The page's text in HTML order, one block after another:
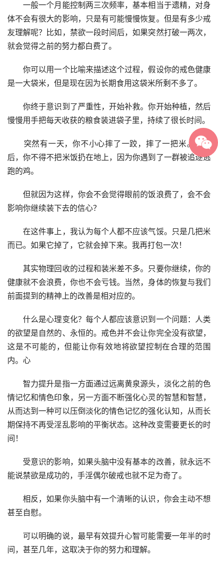
一般一个月能控制两三次频率，基本相当于遗精，对身
体不会有很大的影响，只是有可能慢慢恢复。但是有多少戒
友理解呢？比如，禁欲一段时间后，如果突然打破一两次，
就会觉得之前的努力都白费了。
你可以用一个比喻来描述这个过程，假设你的戒色健康
是一大袋米，但是现在因为长期食用这袋米所剩不多了。
你终于意识到了严重性，开始补救。你开始种植，然后
慢慢用手把每天收获的粮食装进袋子里，持续了很长时间。
突然有一天，你不小心摔了一跤，摔了一把米。几天
后，你不得不把米饭扔在地上，因为你遇到了一群被追逐逃
跑的鸡。
但就因为这样，你会不会觉得眼前的饭浪费了，会不会
影响你继续装下去的信心？
在这件事上，我认为每个人都不应该气馁。只是几把米
而已。如果它掉了，它就会掉下来。我再打包一次！
其实物理回收的过程和装米差不多。只要你继续，你的
健康就不会浪费，你也不会亏钱。当然，身体的恢复与我们
前面提到的精神上的改善是相对应的。
什么是心理变化？每个人都应该意识到一个问题：人类
的欲望是自然的、永恒的。戒色并不会让你完全没有欲望，
这是不可能的，但能让你有效地将欲望控制在合理的范围
内。心
智力提升是指一方面通过远离黄泉源头，淡化之前的色
情记忆和情色印象，另一方面不断强化心灵的智慧和智慧，
从而达到一种可以压倒淡化的情色记忆的强化认知，从而长
期保持不再受淫乱影响的平衡状态。这种改变需要更长的时
间！
受意识的影响，如果头脑中没有基本的改善，就永远不
能说禁欲是成功的，手淫偶尔破戒也就不足为奇了。
相反，如果你头脑中有一个清晰的认识，你会主动不想
甚至自慰。
可以明确的说，最早有效提升心智可能需要一年半的时
间，甚至几年，这取决于你的努力和理解。